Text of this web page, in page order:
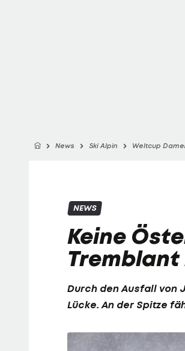
News Ski Alpin Weltcup
NEWS
Keine
Tremblant
Durch den Ausfall von
Lücke. An der Spitze